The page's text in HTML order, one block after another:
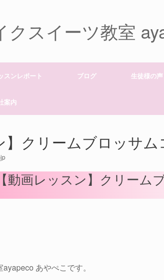
クスイーツ教室
スンレポート ブログ 生徒様の声
案内
】クリームブロッサム
動画レッスン】クリーム
あやぺこです。